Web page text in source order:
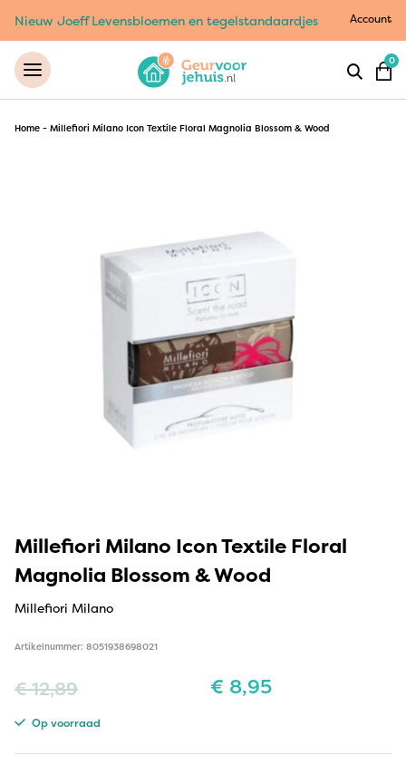
Nieuw Joeff Levensbloemen en tegelstandaardjes Account
0
Home - Millefiori Milano Icon Textile Floral Magnolia Blossom & Wood
Millefiori Milano Icon Textile Floral
Magnolia Blossom & Wood
Millefiori Milano
Artikelnummer: 8051938698021
€12,89 € 8,95
Op voorraad